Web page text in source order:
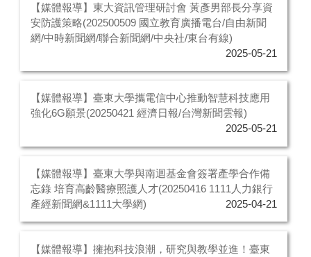
【媒體報導】東大資訊管理研討會 黃彥男部長分享資
安防護策略(202500509 國立教育廣播電台/自由新聞
網/中時新聞網/聯合新聞網/中央社/東台有線)
2025-05-21
【媒體報導】臺東大學攜電信中心推動智慧科技應用
強化6G願景(20250421 經濟日報/台灣新聞雲報)
2025-05-21
【媒體報導】臺東大學與南迴基金會簽署產學合作備
忘錄 培育高齡醫療照護人才(20250416 1111人力銀行
產經新聞網&1111大學網)
2025-04-21
【媒體報導】擁抱科技浪潮，研究與教學並進！臺東